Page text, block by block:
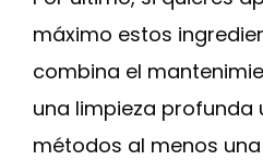
máximo estos
combina el
una limpieza profunda
métodos al menos una